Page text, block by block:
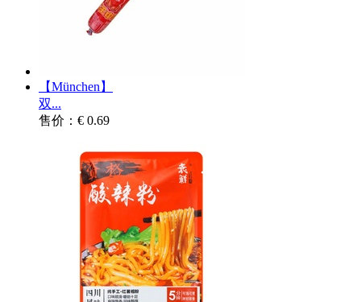
【München】
双...
售价：€ 0.69